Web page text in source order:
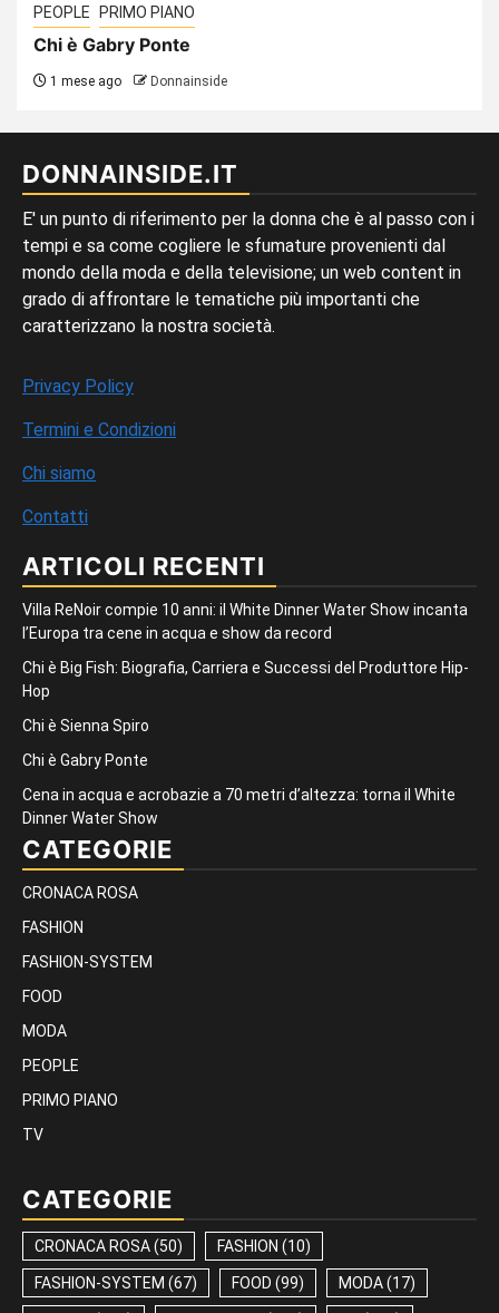
PEOPLE PRIMO PIANO
Chi è Gabry Ponte
1 mese ago Donnainside
DONNAINSIDE.IT
E' un punto di riferimento per la donna che è al passo con i
tempi e sa come cogliere le sfumature provenienti dal
mondo della moda e della televisione; un web content in
grado di affrontare le tematiche più importanti che
caratterizzano la nostra società.
Privacy Policy
Termini e Condizioni
Chi siamo
Contatti
ARTICOLI RECENTI
Villa ReNoir compie 10 anni: il White Dinner Water Show incanta
l’Europa tra cene in acqua e show da record
Chi è Big Fish: Biografia, Carriera e Successi del Produttore Hip-
Hop
Chi è Sienna Spiro
Chi è Gabry Ponte
Cena in acqua e acrobazie a 70 metri d’altezza: torna il White
Dinner Water Show
CATEGORIE
CRONACA ROSA
FASHION
FASHION-SYSTEM
FOOD
MODA
PEOPLE
PRIMO PIANO
TV
CATEGORIE
CRONACA ROSA(50) FASHION (10)
FASHION-SYSTEM (67) FOOD (99) MODA(17)